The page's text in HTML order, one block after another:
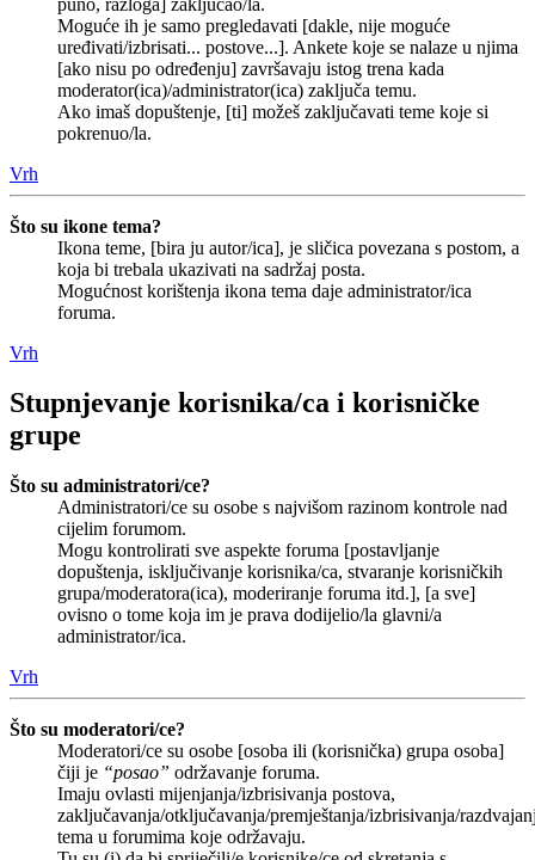
Moguće ih je samo pregledavati [dakle, nije moguće
uređivati/izbrisati... postove...]. Ankete koje se nalaze u njima
[ako nisu po određenju] završavaju istog trena kada
moderator(ica)/administrator(ica) zaključa temu.
Ako imaš dopuštenje, [ti] možeš zaključavati teme koje si
pokrenuo/la.
Vrh
Što su ikone tema?
Ikona teme, [bira ju autor/ica], je sličica povezana s postom, a
koja bi trebala ukazivati na sadržaj posta.
Mogućnost korištenja ikona tema daje administrator/ica
foruma.
Vrh
Stupnjevanje korisnika/ca i korisničke
grupe
Što su administratori/ce?
Administratori/ce su osobe s najvišom razinom kontrole nad
cijelim forumom.
Mogu kontrolirati sve aspekte foruma [postavljanje
dopuštenja, isključivanje korisnika/ca, stvaranje korisničkih
grupa/moderatora(ica), moderiranje foruma itd.], [a sve]
ovisno o tome koja im je prava dodijelio/la glavni/a
administrator/ica.
Vrh
Što su moderatori/ce?
Moderatori/ce su osobe [osoba ili (korisnička) grupa osoba]
čiji je “posao” održavanje foruma.
Imaju ovlasti mijenjanja/izbrisivanja postova,
zaključavanja/otključavanja/premještanja/izbrisivanja/
tema u forumima koje održavaju.